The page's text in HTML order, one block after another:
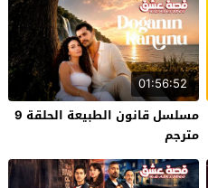
01:56:52
مسلسل قانون الطبيعة الحلقة 9
مترجم